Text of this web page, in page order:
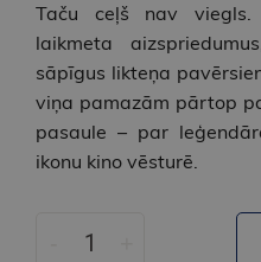
Taču ceļš nav
laikmeta
sāpīgus likteņa
viņa pamazām pārtop
pasaule – par
ikonu kino vēsturē.